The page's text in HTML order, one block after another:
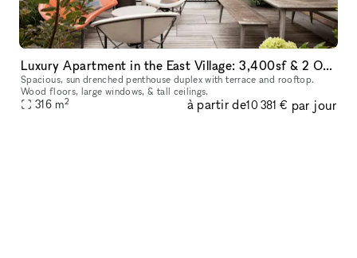
Luxury Apartment in the East Village: 3,400sf & 2 Outdoor Spaces
Spacious, sun drenched penthouse duplex with terrace and rooftop.
Wood floors, large windows, & tall ceilings.
316 m2 à partir de10 381 € par jour